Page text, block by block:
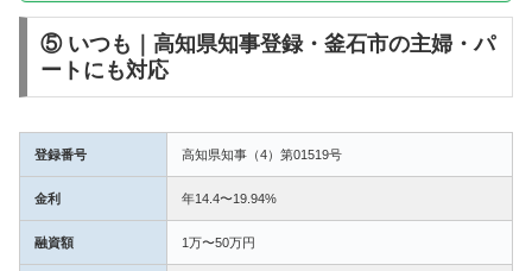
⑤ いつも｜高知県知事登録・釜石市の主婦・パ
ートにも対応
登録番号 高知県知事（4）第01519号
金利 年14.4〜19.94%
融資額 1万〜50万円